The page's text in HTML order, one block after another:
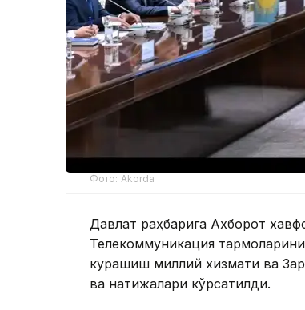
Фото: Akorda
Давлат раҳбарига Ахборот
Телекоммуникация
курашиш миллий хизмати ва
ва натижалари кўрсатилди.